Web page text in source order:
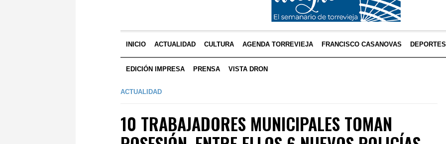
INICIO ACTUALIDAD CULTURA AGENDA TORREVIEJA FRANCISCO CASANOVAS DEPORTES
EDICIÓN IMPRESA PRENSA VISTA DRON
ACTUALIDAD
10 TRABAJADORES MUNICIPALES TOMAN